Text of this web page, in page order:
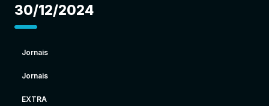
30/12/2024
Jornais
Jornais
EXTRA